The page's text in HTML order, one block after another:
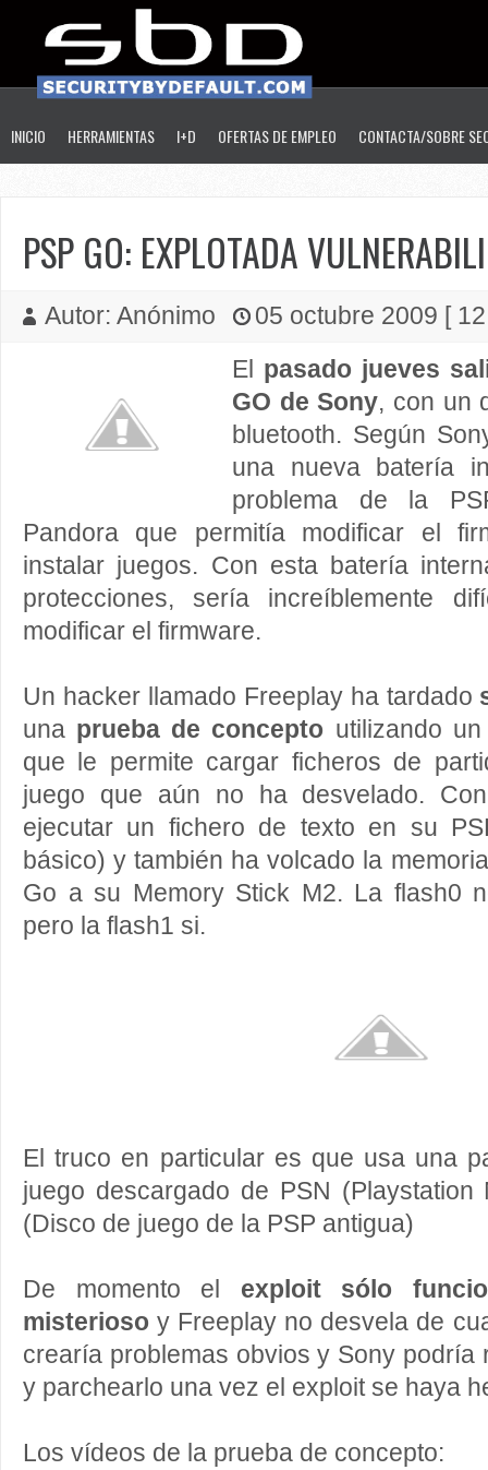
INICIO HERRAMIENTAS I+D OFERTAS DE EMPLEO CONTACTA/SOBRE
PSP GO: EXPLOTADA
Autor: Anónimo
05 octubre 2009 [
El pasado jueves
GO de Sony, con un
bluetooth. Según
una nueva batería
problema de la
Pandora que permitía modificar el
instalar juegos. Con esta batería
protecciones, sería increíblemente
modificar el firmware.
Un hacker llamado Freeplay ha tardado
una prueba de concepto utilizando
que le permite cargar ficheros de
juego que aún no ha desvelado.
ejecutar un fichero de texto en su
básico) y también ha volcado la
Go a su Memory Stick M2. La flash0
pero la flash1 si.
El truco en particular es que usa una
juego descargado de PSN
(Disco de juego de la PSP antigua)
De momento el exploit sólo
misterioso y Freeplay no desvela de
crearía problemas obvios y Sony podría
y parchearlo una vez el exploit se haya
Los vídeos de la prueba de concepto: